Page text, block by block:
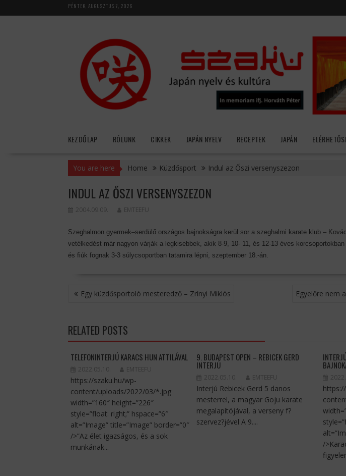
to
PÉNTEK, AUGUSZTUS 7, 2026
KEZDŐLAP RÓLUNK CIKKEK JAPÁN NYELV RECEPTEK JAPÁN
You are here Home Küzdősport Indul az Őszi versenyszezon
INDUL AZ ŐSZI VERSENYSZEZON
2004.09.09. EMTEEFU
Szeghalmon gyermek–serdülő országos bajnokságra kerül sor a szeghalmi karate klub –
vetélkedést már nagyon várják a legkisebbek, akik 8-9, 10- 11, és 12-13 éves
és fiúk fognak 3-3 súlycsoportban tatamira lépni, szeptember 18.-án.
BEJEGYZÉS
NAVIGÁCIÓ
Egy küzdősportoló mesteredző – Zrínyi Miklós Egyelőre nem
RELATED POSTS
TELEFONINTERJÚ KARACS HUN ATTILÁVAL
2022.05.10. EMTEEFU
https://szaku.hu/wp-
content/uploads/2022/03/*.jpg
width=”160″ height=”226″
style=”float: right;” hspace=”6″
alt=”Image” title=”Image” border=”0″
/>”Az élet igazságos, és a sok
munkának...
9. BUDAPEST OPEN – REBICEK GERD
INTERJÚ
2022.05.10. EMTEEFU
Interjú Rebicek Gerd 5 danos
mesterrel, a magyar Goju karate
megalapítójával, a verseny f?
szervez?jével A 9....
/